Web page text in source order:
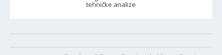
tehničke analize